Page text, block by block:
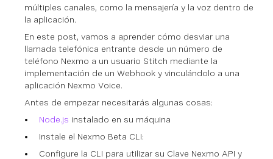
múltiples canales, como la mensajería y la voz dentro de
la aplicación.
En este post, vamos a aprender cómo desviar una
llamada telefónica entrante desde un número de
teléfono Nexmo a un usuario Stitch mediante la
implementación de un Webhook y vinculándolo a una
aplicación Nexmo Voice.
Antes de empezar necesitarás algunas cosas:
Node.js instalado en su máquina
Instale el Nexmo Beta CLI:
Configure la CLI para utilizar su Clave Nexmo API y